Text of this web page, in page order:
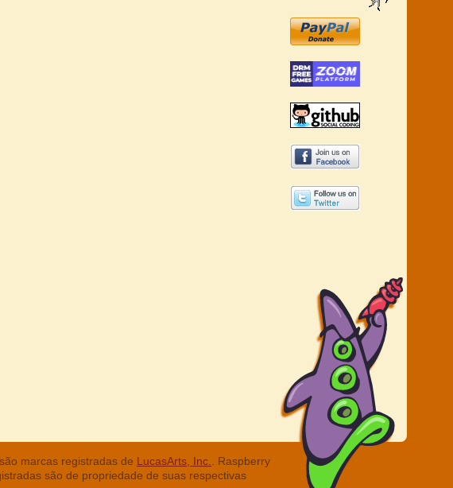
marcas registradas de LucasArts, Inc.
. Raspberry
são de propriedade de suas respectivas